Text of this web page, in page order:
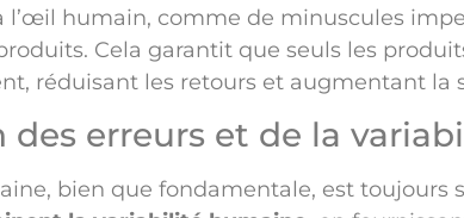
l’œil humain, comme de minuscules
Cela garantit que seuls les
réduisant les retours et augmentant la
des erreurs et de la
bien que fondamentale, est toujours